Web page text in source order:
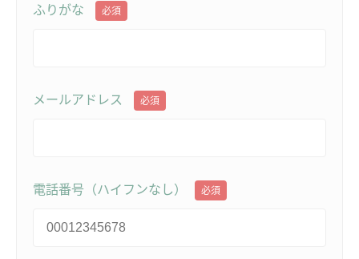
ふりがな 必須
メールアドレス 必須
電話番号（ハイフンなし） 必須